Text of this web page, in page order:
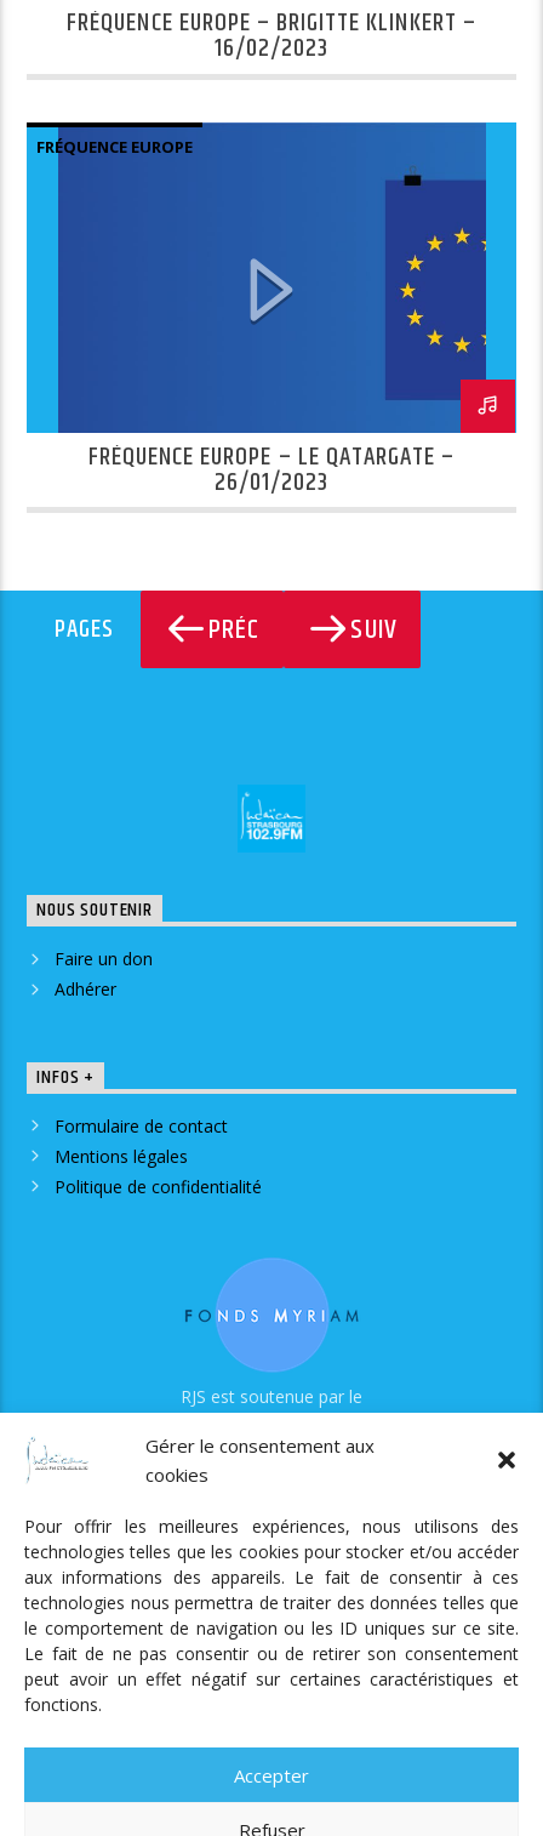
Gérer le consentement aux
cookies
Pour offrir les meilleures expériences, nous utilisons des
technologies telles que les cookies pour stocker et/ou accéder
aux informations des appareils. Le fait de consentir à ces
technologies nous permettra de traiter des données telles que
le comportement de navigation ou les ID uniques sur ce site.
Le fait de ne pas consentir ou de retirer son consentement
peut avoir un effet négatif sur certaines caractéristiques et
fonctions.
Accepter
Refuser
FRÉQUENCE EUROPE – BRIGITTE KLINKERT –
16/02/2023
FRÉQUENCE EUROPE
FRÉQUENCE EUROPE – LE QATARGATE –
26/01/2023
PAGES PRÉC SUIV
NOUS SOUTENIR
Faire un don
Adhérer
INFOS +
Formulaire de contact
Mentions légales
Politique de confidentialité
RJS est soutenue par le
Radio Judaica Strasbourg
Tous droits réservés
RADIO JUDAÏCA
ÉMISSIONS ET GRILLE DES PROGRAMMES
PODCASTS
UN DON
ADHÉRER MENTIONS LÉGALES
RÉAL.